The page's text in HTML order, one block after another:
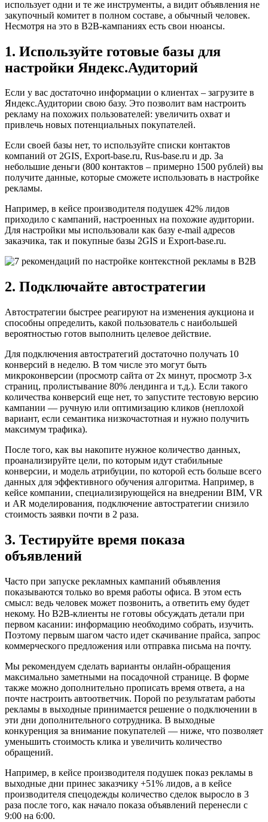
использует одни и те же инструменты, а видит объявления не
закупочный комитет в полном составе, а обычный человек.
Несмотря на это в В2В-кампаниях есть свои нюансы.
1. Используйте готовые базы для
настройки Яндекс.Аудиторий
Если у вас достаточно информации о клиентах – загрузите в
Яндекс.Аудитории свою базу. Это позволит вам настроить
рекламу на похожих пользователей: увеличить охват и
привлечь новых потенциальных покупателей.
Если своей базы нет, то используйте списки контактов
компаний от 2GIS, Export-base.ru, Rus-base.ru и др. За
небольшие деньги (800 контактов – примерно 1500 рублей) вы
получите данные, которые сможете использовать в настройке
рекламы.
Например, в кейсе производителя подушек 42% лидов
приходило с кампаний, настроенных на похожие аудитории.
Для настройки мы использовали как базу e-mail адресов
заказчика, так и покупные базы 2GIS и Export-base.ru.
2. Подключайте автостратегии
Автостратегии быстрее реагируют на изменения аукциона и
способны определить, какой пользователь с наибольшей
вероятностью готов выполнить целевое действие.
Для подключения автостратегий достаточно получать 10
конверсий в неделю. В том числе это могут быть
микроконверсии (просмотр сайта от 2х минут, просмотр 3-х
страниц, пролистывание 80% лендинга и т.д.). Если такого
количества конверсий еще нет, то запустите тестовую версию
кампании — ручную или оптимизацию кликов (неплохой
вариант, если семантика низкочастотная и нужно получить
максимум трафика).
После того, как вы накопите нужное количество данных,
проанализируйте цели, по которым идут стабильные
конверсии, и модель атрибуции, по которой есть больше всего
данных для эффективного обучения алгоритма. Например, в
кейсе компании, специализирующейся на внедрении BIM, VR
и AR моделирования, подключение автостратегии снизило
стоимость заявки почти в 2 раза.
3. Тестируйте время показа
объявлений
Часто при запуске рекламных кампаний объявления
показываются только во время работы офиса. В этом есть
смысл: ведь человек может позвонить, а ответить ему будет
некому. Но В2В-клиенты не готовы обсуждать детали при
первом касании: информацию необходимо собрать, изучить.
Поэтому первым шагом часто идет скачивание прайса, запрос
коммерческого предложения или отправка письма на почту.
Мы рекомендуем сделать варианты онлайн-обращения
максимально заметными на посадочной странице. В форме
также можно дополнительно прописать время ответа, а на
почте настроить автоответчик. Порой по результатам работы
рекламы в выходные принимается решение о подключении в
эти дни дополнительного сотрудника. В выходные
конкуренция за внимание покупателей — ниже, что позволяет
уменьшить стоимость клика и увеличить количество
обращений.
Например, в кейсе производителя подушек показ рекламы в
выходные дни принес заказчику +51% лидов, а в кейсе
производителя спецодежды количество сделок выросло в 3
раза после того, как начало показа объявлений перенесли с
9:00 на 6:00.